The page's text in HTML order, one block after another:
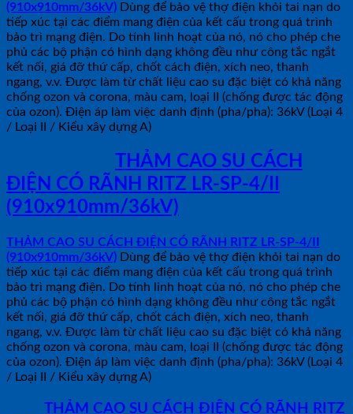
(910x910mm/36kV) Dùng để bảo vệ thợ điện khỏi tai nạn do
tiếp xúc tại các điểm mang điện của kết cấu trong quá trình
bảo trì mạng điện. Do tính linh hoạt của nó, nó cho phép che
phủ các bộ phận có hình dạng không đều như công tắc ngắt
kết nối, giá đỡ thứ cấp, chốt cách điện, xích neo, thanh
ngang, v.v. Được làm từ chất liệu cao su đặc biệt có khả năng
chống ozon và corona, màu cam, loại II (chống được tác động
của ozon). Điện áp làm việc danh định (pha/pha): 36kV (Loại 4
/ Loại II / Kiểu xây dựng A)
THẢM CAO SU CÁCH
ĐIỆN CÓ RÃNH RITZ LR-SP-4/II
(910x910mm/36kV)
THẢM CAO SU CÁCH ĐIỆN CÓ RÃNH RITZ LR-SP-4/II
(910x910mm/36kV) Dùng để bảo vệ thợ điện khỏi tai nạn do
tiếp xúc tại các điểm mang điện của kết cấu trong quá trình
bảo trì mạng điện. Do tính linh hoạt của nó, nó cho phép che
phủ các bộ phận có hình dạng không đều như công tắc ngắt
kết nối, giá đỡ thứ cấp, chốt cách điện, xích neo, thanh
ngang, v.v. Được làm từ chất liệu cao su đặc biệt có khả năng
chống ozon và corona, màu cam, loại II (chống được tác động
của ozon). Điện áp làm việc danh định (pha/pha): 36kV (Loại 4
/ Loại II / Kiểu xây dựng A)
THẢM CAO SU CÁCH ĐIỆN CÓ RÃNH RITZ